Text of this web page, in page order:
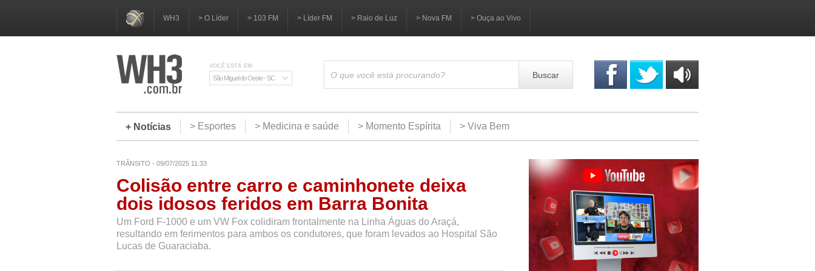
WH3 > O Líder > 103 FM > Líder FM > Raio de Luz > Nova FM > Ouça ao Vivo
VOCÊ ESTÁ EM:
São Miguel do Oeste - SC Buscar
+ Notícias
> Esportes > Medicina e saúde > Momento Espírita > Viva Bem
TRÂNSITO - 09/07/2025 11:33
Colisão entre carro e caminhonete deixa
dois idosos feridos em Barra Bonita
Um Ford F-1000 e um VW Fox colidiram frontalmente na Linha Águas do Araçá,
resultando em ferimentos para ambos os condutores, que foram levados ao Hospital São
Lucas de Guaraciaba.